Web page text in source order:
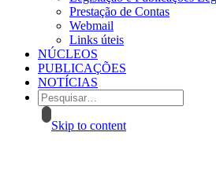
Prestação de Contas
Webmail
Links úteis
NÚCLEOS
PUBLICAÇÕES
NOTÍCIAS
Skip to content